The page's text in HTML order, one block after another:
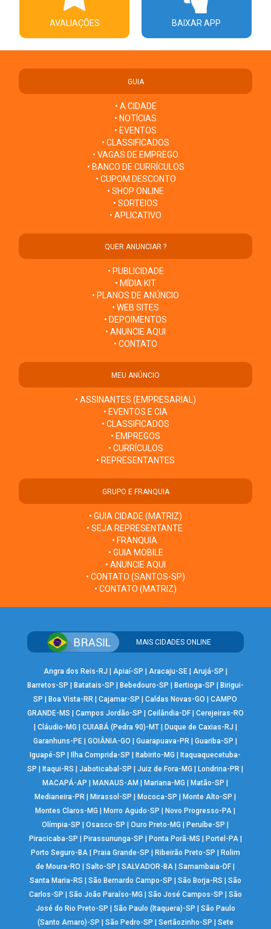
AVALIAÇÕES BAIXAR APP
GUIA
• A CIDADE
• NOTÍCIAS
• EVENTOS
• CLASSIFICADOS
• VAGAS DE EMPREGO
• BANCO DE CURRÍCULOS
• CUPOM DESCONTO
• SHOP ONLINE
• SORTEIOS
• APLICATIVO
QUER ANUNCIAR ?
• PUBLICIDADE
• MÍDIA KIT
• PLANOS DE ANÚNCIO
• WEB SITES
• DEPOIMENTOS
• ANUNCIE AQUI
• CONTATO
MEU ANÚNCIO
• ASSINANTES (EMPRESARIAL)
• EVENTOS E CIA
• CLASSIFICADOS
• EMPREGOS
• CURRÍCULOS
• REPRESENTANTES
GRUPO E FRANQUIA
• GUIA CIDADE (MATRIZ)
• SEJA REPRESENTANTE
• FRANQUIA
• GUIA MOBILE
• ANUNCIE AQUI
• CONTATO (SANTOS-SP)
• CONTATO (MATRIZ)
MAIS CIDADES ONLINE
Angra dos Reis-RJ | Apiaí-SP | Aracaju-SE| Arujá-SP |
Barretos-SP | Batatais-SP | Bebedouro-SP | Bertioga-SP | Birigui-
SP |Boa Vista-RR |Cajamar-SP |Caldas Novas-GO |CAMPO
GRANDE-MS | Campos Jordão-SP | Ceilândia-DF| Cerejeiras-RO
| Cláudio-MG | CUIABÁ (Pedra 90)-MT| Duque de Caxias-RJ |
Garanhuns-PE |GOIÂNIA-GO |Guarapuava-PR |Guariba-SP |
Iguapé-SP |Ilha Comprida-SP |Itabirito-MG |Itaquaquecetuba-
SP |Itaqui-RS |Jaboticabal-SP |Juiz de Fora-MG |Londrina-PR |
MACAPÁ-AP |MANAUS-AM |Mariana-MG |Matão-SP |
Medianeira-PR |Mirassol-SP |Mococa-SP |Monte Alto-SP |
Montes Claros-MG |Morro Agudo-SP |Novo Progresso-PA |
Olímpia-SP |Osasco-SP |Ouro Preto-MG |Peruíbe-SP |
Piracicaba-SP | Pirassununga-SP | Ponta Porã-MS | Portel-PA|
Porto Seguro-BA| Praia Grande-SP | Ribeirão Preto-SP | Rolim
de Moura-RO |Salto-SP |SALVADOR-BA |Samambaia-DF |
Santa Maria-RS | São Bernardo Campo-SP | São Borja-RS | São
Carlos-SP | São João Paraíso-MG | São José Campos-SP | São
José do Rio Preto-SP | São Paulo (Itaquera)-SP | São Paulo
(Santo Amaro)-SP | São Pedro-SP | Sertãozinho-SP | Sete